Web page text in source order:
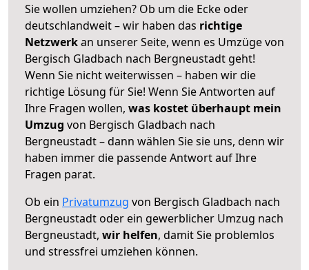
Sie wollen umziehen? Ob um die Ecke oder
deutschlandweit – wir haben das richtige
Netzwerkan unserer Seite, wenn es Umzüge von
Bergisch Gladbach nach Bergneustadt geht!
Wenn Sie nicht weiterwissen – haben wir die
richtige Lösung für Sie! Wenn Sie Antworten auf
Ihre Fragen wollen, was kostet überhaupt mein
Umzug von Bergisch Gladbach nach
Bergneustadt – dann wählen Sie sie uns, denn wir
haben immer die passende Antwort auf Ihre
Fragen parat.
Ob ein Privatumzug von Bergisch Gladbach nach
Bergneustadt oder ein gewerblicher Umzug nach
Bergneustadt, wir helfen, damit Sie problemlos
und stressfrei umziehen können.